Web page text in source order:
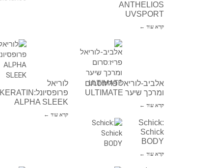
ANTHELIOS
UVSPORT
קרא עוד ←
לוריאל
פרופסיונל:KERATIN
ALPHA SLEEK
קרא עוד ←
אלביב-לוריאל פריז:סרום
ומרכך שיער ULTIMATE
קרא עוד ←
Schick:
Schick
BODY
קרא עוד ←